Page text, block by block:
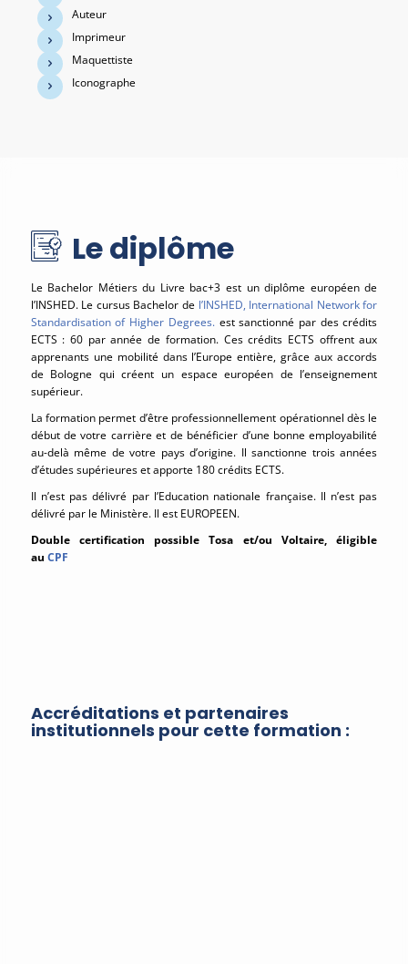
Auteur
Imprimeur
Maquettiste
Iconographe
Le diplôme
Le Bachelor Métiers du Livre bac+3 est un diplôme européen de
l’INSHED. Le cursus Bachelor de l’INSHED, International Network for
Standardisation of Higher Degrees.est sanctionné par des crédits
ECTS : 60 par année de formation. Ces crédits ECTS offrent aux
apprenants une mobilité dans l’Europe entière, grâce aux accords
de Bologne qui créent un espace européen de l’enseignement
supérieur.
La formation permet d’être professionnellement opérationnel dès le
début de votre carrière et de bénéficier d’une bonne employabilité
au-delà même de votre pays d’origine. Il sanctionne trois années
d’études supérieures et apporte 180 crédits ECTS.
Il n’est pas délivré par l’Education nationale française. Il n’est pas
délivré par le Ministère. Il est EUROPEEN.
Double certification possible Tosa et/ou Voltaire, éligible
au CPF
Accréditations et partenaires
institutionnels pour cette formation :